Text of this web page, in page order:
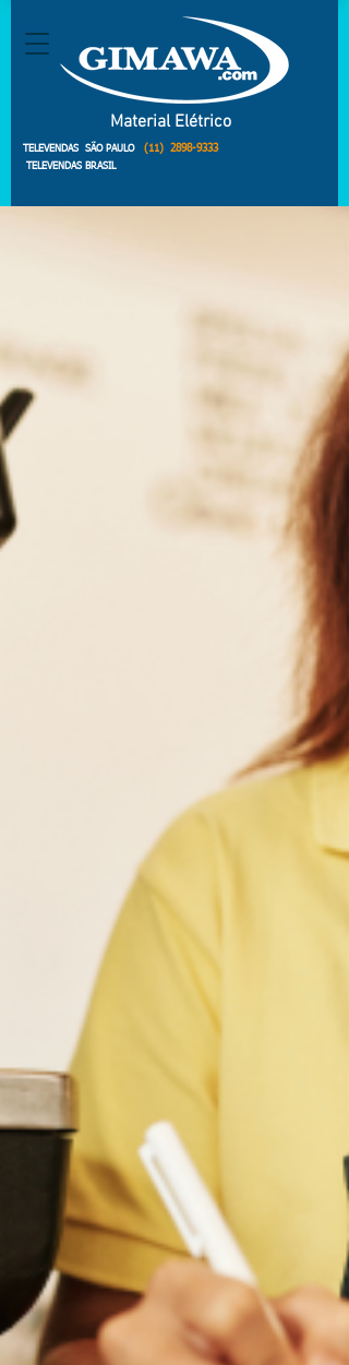
TELEVENDAS SÃO PAULO (11) 2898-9333
TELEVENDAS BRASIL
Material Elétrico